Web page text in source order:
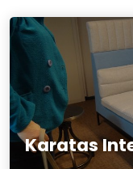
Karatas